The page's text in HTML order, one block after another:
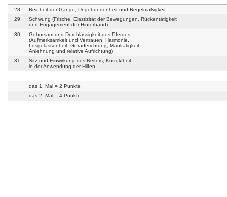
28
Reinheit der Gänge, Ungebundenheit und Regelmäßigkeit.
29
Schwung (Frische, Elastizität der Bewegungen, Rückentätigkeit
und Engagement der Hinterhand)
30
Gehorsam und Durchlässigkeit des Pferdes
(Aufmerksamkeit und Vertrauen, Harmonie,
Losgelassenheit, Geraderichtung, Maultätigkeit,
Anlehnung und relative Aufrichtung)
31
Sitz und Einwirkung des Reiters, Korrektheit
in der Anwendung der Hilfen
das 1. Mal = 2 Punkte
das 2. Mal = 4 Punkte